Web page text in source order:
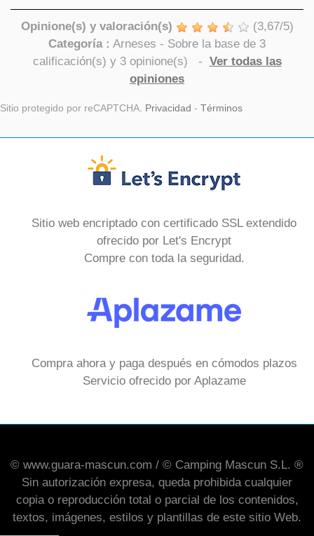
Opinione(s) y valoración(s) (3,67/5)
Categoría : Arneses - Sobre la base de 3
calificación(s) y 3opinione(s) - Ver todas las
opiniones
Sitio protegido por reCAPTCHA. Privacidad - Términos
Sitio web encriptado con certificado SSL extendido
ofrecido por Let's Encrypt
Compre con toda la seguridad.
Compra ahora y paga después en cómodos plazos
Servicio ofrecido por Aplazame
© www.guara-mascun.com / © Camping Mascun S.L. ®
Sin autorización expresa, queda prohibida cualquier
copia o reproducción total o parcial de los contenidos,
textos, imágenes, estilos y plantillas de este sitio Web.